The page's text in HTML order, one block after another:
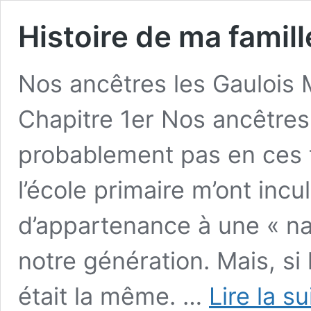
Histoire de ma
Nos ancêtres les
Chapitre 1er Nos
probablement pas en
l’école primaire m’ont
d’appartenance à une «
notre génération. Mais,
était la même. … Lire la